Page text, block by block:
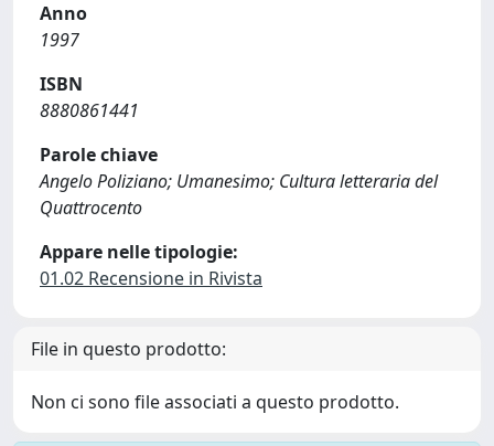
Anno
1997
ISBN
8880861441
Parole chiave
Angelo Poliziano; Umanesimo; Cultura letteraria del
Quattrocento
Appare nelle tipologie:
01.02 Recensione in Rivista
File in questo prodotto:
Non ci sono file associati a questo prodotto.